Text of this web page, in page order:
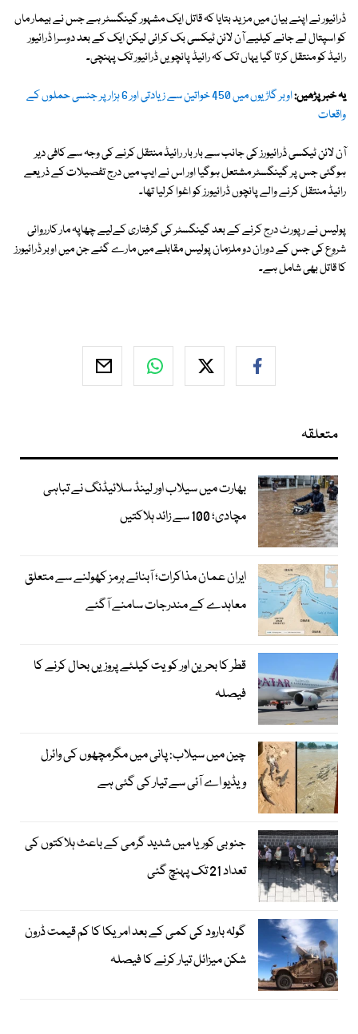
ڈرائیور نے اپنے بیان میں مزید بتایا کہ قاتل ایک مشہور گینگسٹر ہے جس نے بیمار ماں
کو اسپتال لے جانے کیلیے آن لائن ٹیکسی بک کرائی لیکن ایک کے بعد دوسرا ڈرائیور
رائیڈ کو منتقل کرتا گیا یہاں تک کہ رائیڈ پانچویں ڈرائیور تک پہنچی۔
یہ خبر پڑھیں:
اوبر گاڑیوں میں 450 خواتین سے زیادتی اور 6 ہزار پر جنسی حملوں کے
واقعات
آن لائن ٹیکسی ڈرائیورز کی جانب سے بار بار رائیڈ منتقل کرنے کی وجہ سے کافی دیر
ہوگئی جس پر گینگسٹر مشتعل ہوگیا اور اس نے ایپ میں درج تفصیلات کے ذریعے
رائیڈ منتقل کرنے والے پانچوں ڈرائیورز کو اغوا کرلیا تھا۔
پولیس نے رپورٹ درج کرنے کے بعد گینگسٹر کی گرفتاری کےلیے چھاپہ مار کارروائی
شروع کی جس کے دوران دو ملزمان پولیس مقابلے میں مارے گئے جن میں اوبر ڈرائیورز
کا قاتل بھی شامل ہے۔
متعلقہ
بھارت میں سیلاب اور لینڈ سلائیڈنگ نے تباہی
مچادی؛ 100 سے زائد ہلاکتیں
ایران عمان مذاکرات؛ آبنائے ہرمز کھولنے سے متعلق
معاہدے کے مندرجات سامنے آگئے
قطر کا بحرین اور کویت کیلئے پروزیں بحال کرنے کا
فیصلہ
چین میں سیلاب: پانی میں مگرمچھوں کی وائرل
ویڈیو اے آئی سے تیار کی گئی ہے
جنوبی کوریا میں شدید گرمی کے باعث ہلاکتوں کی
تعداد 21 تک پہنچ گئی
گولہ بارود کی کمی کے بعد امریکا کا کم قیمت ڈرون
شکن میزائل تیار کرنے کا فیصلہ